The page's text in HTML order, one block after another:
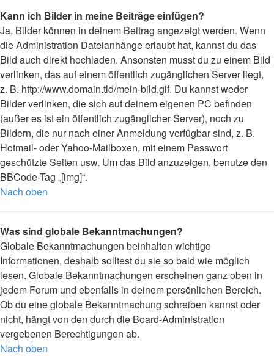
Kann ich Bilder in meine Beiträge einfügen?
Ja, Bilder können in deinem Beitrag angezeigt werden. Wenn
die Administration Dateianhänge erlaubt hat, kannst du das
Bild auch direkt hochladen. Ansonsten musst du zu einem Bild
verlinken, das auf einem öffentlich zugänglichen Server liegt,
z. B. http://www.domain.tld/mein-bild.gif. Du kannst weder
Bilder verlinken, die sich auf deinem eigenen PC befinden
(außer es ist ein öffentlich zugänglicher Server), noch zu
Bildern, die nur nach einer Anmeldung verfügbar sind, z. B.
Hotmail- oder Yahoo-Mailboxen, mit einem Passwort
geschützte Seiten usw. Um das Bild anzuzeigen, benutze den
BBCode-Tag „[img]“.
Nach oben
Was sind globale Bekanntmachungen?
Globale Bekanntmachungen beinhalten wichtige
Informationen, deshalb solltest du sie so bald wie möglich
lesen. Globale Bekanntmachungen erscheinen ganz oben in
jedem Forum und ebenfalls in deinem persönlichen Bereich.
Ob du eine globale Bekanntmachung schreiben kannst oder
nicht, hängt von den durch die Board-Administration
vergebenen Berechtigungen ab.
Nach oben